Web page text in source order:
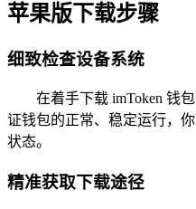
苹果版下载步骤
细致检查设备系统
在着手下载 imToken 钱
证钱包的正常、稳定运行，
状态。
精准获取下载途径